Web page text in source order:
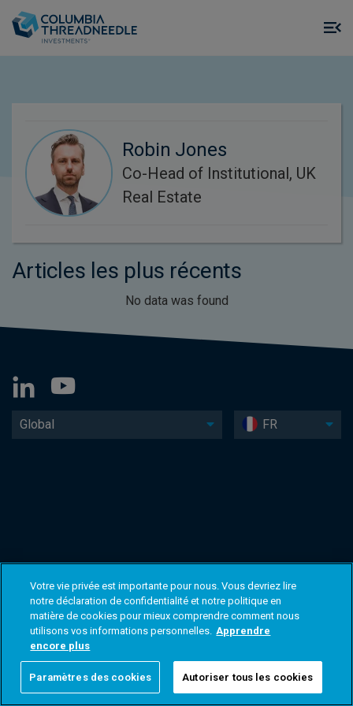
Robin Jones
Co-Head of Institutional, UK
Real Estate
Articles les plus récents
No data was found
Global FR
Votre vie privée est importante pour nous. Vous devriez lire
notre déclaration de confidentialité et notre politique en
matière de cookies pour mieux comprendre comment nous
utilisons vos informations personnelles. Apprendre
encore plus
Paramètres des cookies Autoriser tous les cookies